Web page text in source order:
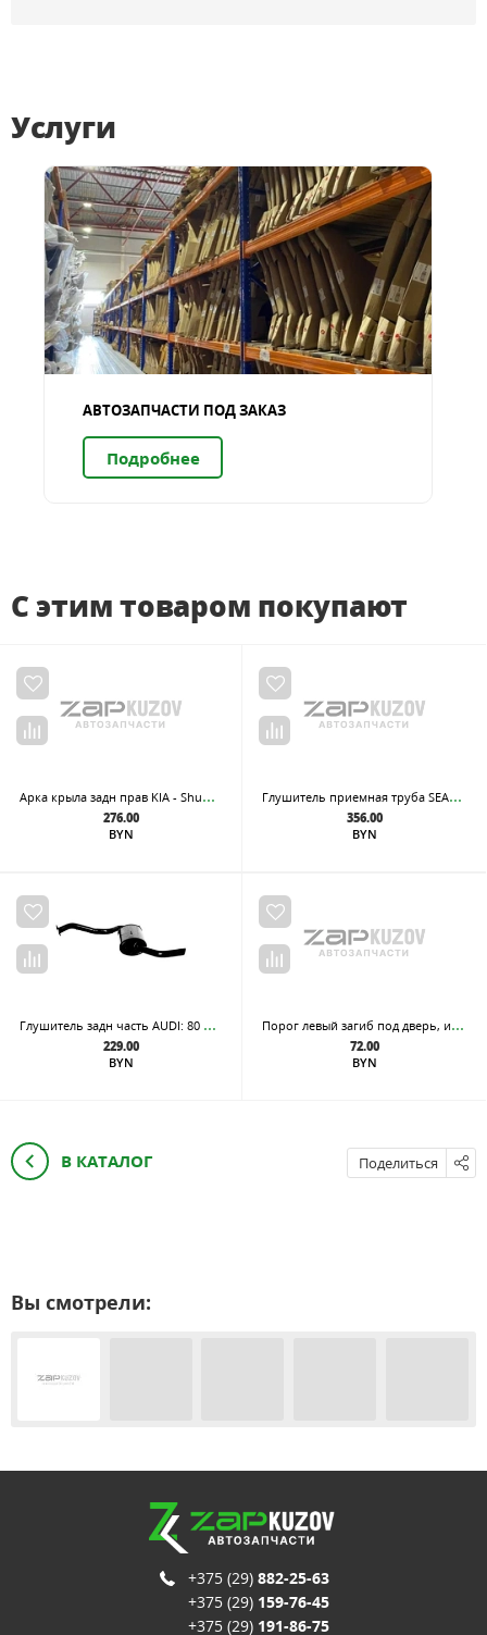
Услуги
АВТОЗАПЧАСТИ ПОД ЗАКАЗ
Подробнее
С этим товаром покупают
Арк
а крыла задн прав KIA - Shuma 02-
276.00
BYN
Глу
шитель приемная труба SEAT: CORDOBA, IBIZA \ VW: GOLF III, PASSAT, VENTO 2.0/2.0GTI 93-01
356.00
BYN
Глу
шитель задн часть AUDI: 80 Quattro 86-91
229.00
BYN
Пор
ог левый загиб под дверь, из оцинкованной стали
72.00
BYN
В КАТАЛОГ Поделиться
Вы смотрели:
+375 (29) 882-25-63
+375 (29) 159-76-45
+375 (29) 191-86-75